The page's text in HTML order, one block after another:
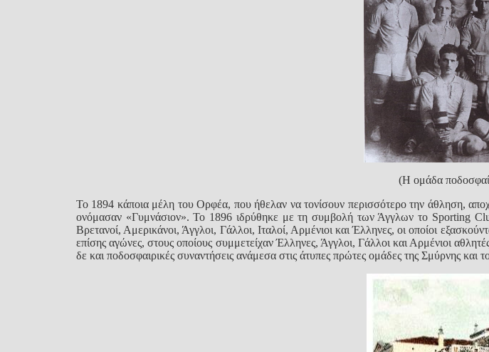
(Η ομάδα
Το 1894 κάποια μέλη του Ορφέα, που ήθελαν να τονίσουν περισσότερο την άθληση,
ονόμασαν «Γυμνάσιον». Το 1896 ιδρύθηκε με τη συμβολή των Άγγλων το Sporting
Βρετανοί, Αμερικάνοι, Άγγλοι, Γάλλοι, Ιταλοί, Αρμένιοι και Έλληνες, οι οποίοι
επίσης αγώνες, στους οποίους συμμετείχαν Έλληνες, Άγγλοι, Γάλλοι και Αρμένιοι
δε και ποδοσφαιρικές συναντήσεις ανάμεσα στις άτυπες πρώτες ομάδες της Σμύρνης